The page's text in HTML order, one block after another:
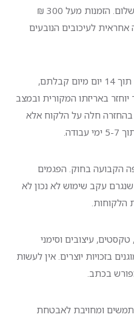
עלות המשלוח מצוינת בעמוד התשלום. הזמנות מעל 300 ₪
לעיכובים הנובעים
ניתן לבטל עסקה ולהחזיר מוצרים תוך 14 יום מיום קבלתם,
באריזתו המקורית ובמצב
חלה על הלקוח אלא
הקבועה בחוק. הפגמים
שנגרם עקב שימוש לא נכון לא
הלקוחות.
עיצובים וסימני
בזכויות יוצרים. אין לעשות
בכתב.
ומחויבת לאבטחת